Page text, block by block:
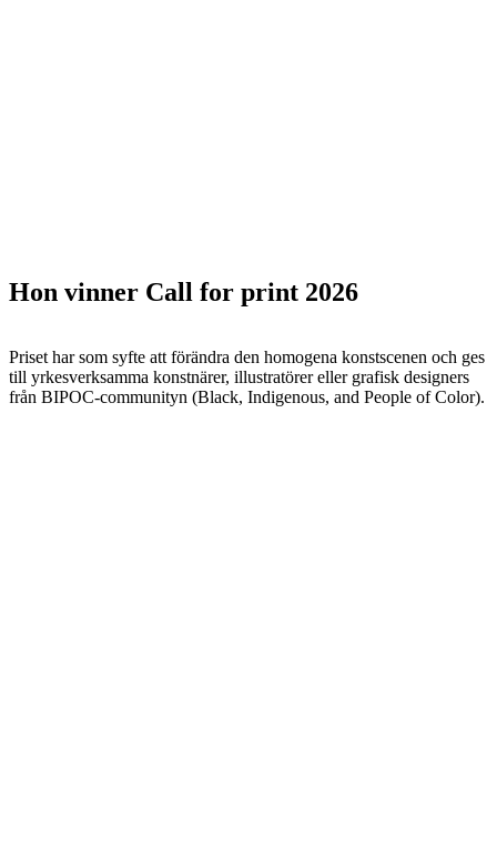
Hon vinner Call for print 2026
Priset har som syfte att förändra den homogena konstscenen och ges
till yrkesverksamma konstnärer, illustratörer eller grafisk designers
från BIPOC-communityn (Black, Indigenous, and People of Color).